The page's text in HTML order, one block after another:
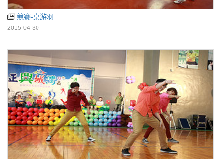
競賽-桌游羽
2015-04-30